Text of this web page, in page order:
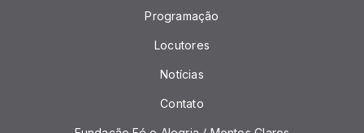
Programação
Locutores
Notícias
Contato